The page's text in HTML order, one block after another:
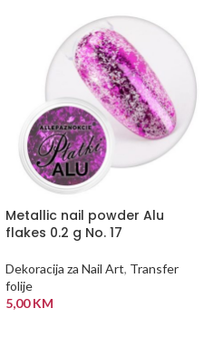
Metallic nail powder Alu
flakes 0.2 g No. 17
Dekoracija za Nail Art, Transfer
folije
5,00KM